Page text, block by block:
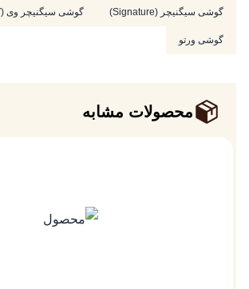
گوشی سیگنیچر (Signature) گوشی سیگنیچر وی (Signature V)
گوشی ورتو
محصولات مشابه